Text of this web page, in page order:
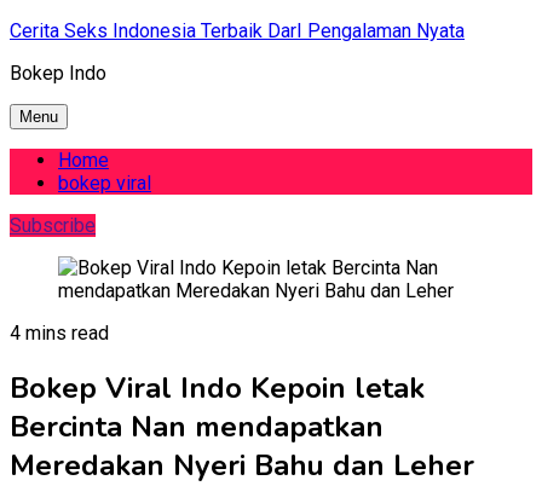
Skip
content
Cerita Seks Indonesia Terbaik DarI Pengalaman Nyata
Bokep Indo
Menu
Home
bokep viral
Subscribe
4 mins read
Bokep Viral Indo Kepoin letak
Bercinta Nan mendapatkan
Meredakan Nyeri Bahu dan Leher